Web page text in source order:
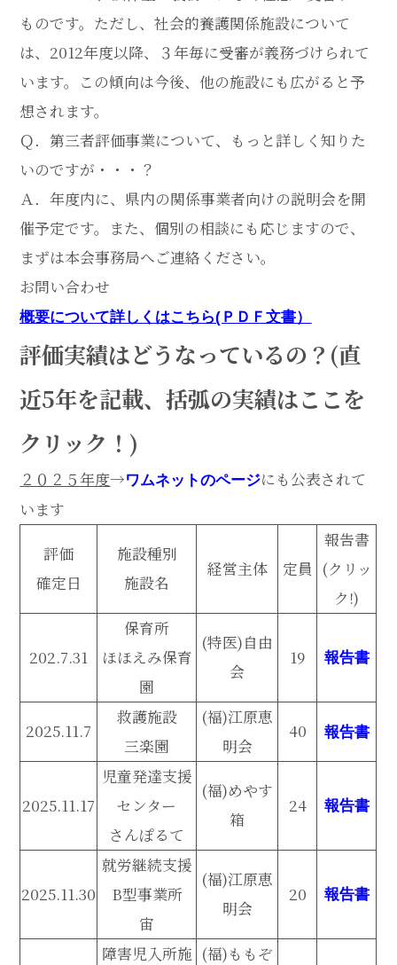
ものです。ただし、社会的養護関係施設について
は、2012年度以降、３年毎に受審が義務づけられて
います。この傾向は今後、他の施設にも広がると予
想されます。
Ｑ．第三者評価事業について、もっと詳しく知りた
いのですが・・・？
Ａ．年度内に、県内の関係事業者向けの説明会を開
催予定です。また、個別の相談にも応じますので、
まずは本会事務局へご連絡ください。
お問い合わせ
概要について詳しくはこちら(ＰＤＦ文書）
評価実績はどうなっているの？(直
近5年を記載、括弧の実績はここを
クリック！)
２０２５年度→ワムネットのページにも公表されて
います
評価
確定日
施設種別
施設名
経営主体 定員
報告書
(クリッ
ク!)
202.7.31
保育所
ほほえみ保育
園
(特医)自由
会
19 報告書
2025.11.7
救護施設
三楽園
(福)江原恵
明会
40 報告書
2025.11.17
児童発達支援
センター
さんぽるて
(福)めやす
箱
24 報告書
2025.11.30
就労継続支援
B型事業所
宙
(福)江原恵
明会
20 報告書
障害児入所施 (福)ももぞ